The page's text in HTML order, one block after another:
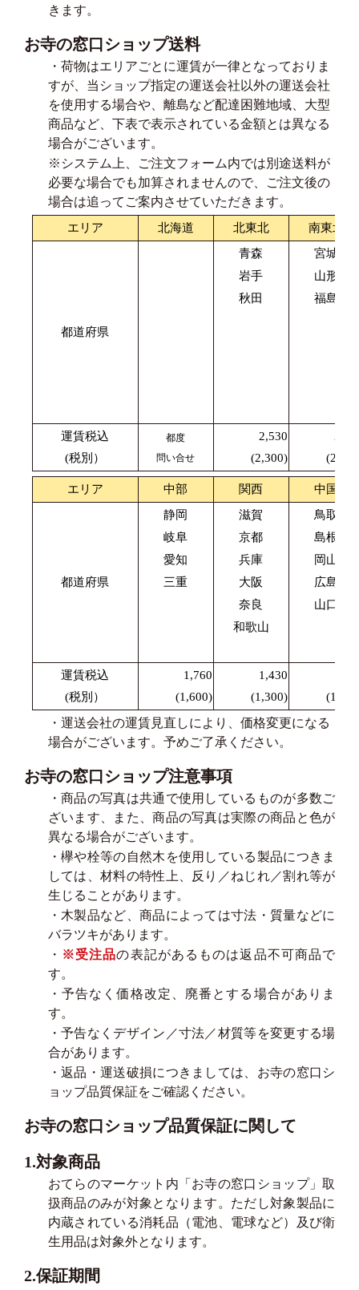
きます。
お寺の窓口ショップ送料
・荷物はエリアごとに運賃が一律となっておりま
すが、当ショップ指定の運送会社以外の運送会社
を使用する場合や、離島など配達困難地域、大型
商品など、下表で表示されている金額とは異なる
場合がございます。
※システム上、ご注文フォーム内では別途送料が
必要な場合でも加算されませんので、ご注文後の
場合は追ってご案内させていただきます。
エリア 北海道 北東北 南東北
都道府県
青森
岩手
秋田
宮城
山形
福島
運賃税込
(税別）
都度
問い合せ
2,530
(2,300)
エリア 中部 関西 中国
都道府県
静岡
岐阜
愛知
三重
滋賀
京都
兵庫
大阪
奈良
和歌山
鳥取
島根
岡山
広島
山口
運賃税込
(税別）
1,760
(1,600)
1,430
(1,300)
・運送会社の運賃見直しにより、価格変更になる
場合がございます。予めご了承ください。
お寺の窓口ショップ注意事項
・商品の写真は共通で使用しているものが多数ご
ざいます、また、商品の写真は実際の商品と色が
異なる場合がございます。
・欅や栓等の自然木を使用している製品につきま
しては、材料の特性上、反り／ねじれ／割れ等が
生じることがあります。
・木製品など、商品によっては寸法・質量などに
バラツキがあります。
・ ※受注品の表記があるものは返品不可商品で
す。
・予告なく価格改定、廃番とする場合がありま
す。
・予告なくデザイン／寸法／材質等を変更する場
合があります。
・返品・運送破損につきましては、お寺の窓口シ
ョップ品質保証をご確認ください。
お寺の窓口ショップ品質保証に関して
1.対象商品
おてらのマーケット内「お寺の窓口ショップ」取
扱商品のみが対象となります。ただし対象製品に
内蔵されている消耗品（電池、電球など）及び衛
生用品は対象外となります。
2.保証期間